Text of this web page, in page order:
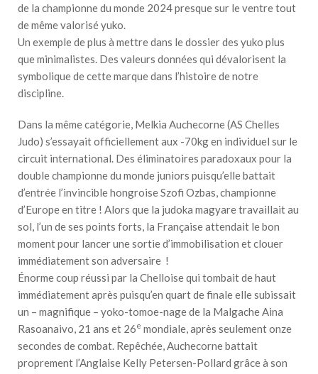
de la championne du monde 2024 presque sur le ventre tout
de même valorisé yuko.
Un exemple de plus à mettre dans le dossier des yuko plus
que minimalistes. Des valeurs données qui dévalorisent la
symbolique de cette marque dans l’histoire de notre
discipline.
Dans la même catégorie, Melkia Auchecorne (AS Chelles
Judo) s’essayait officiellement aux -70kg en individuel sur le
circuit international. Des éliminatoires paradoxaux pour la
double championne du monde juniors puisqu’elle battait
d’entrée l’invincible hongroise Szofi Ozbas, championne
d’Europe en titre ! Alors que la judoka magyare travaillait au
sol, l’un de ses points forts, la Française attendait le bon
moment pour lancer une sortie d’immobilisation et clouer
immédiatement son adversaire !
Énorme coup réussi par la Chelloise qui tombait de haut
immédiatement après puisqu’en quart de finale elle subissait
un – magnifique – yoko-tomoe-nage de la Malgache Aina
Rasoanaivo, 21 ans et 26e mondiale, après seulement onze
secondes de combat. Repêchée, Auchecorne battait
proprement l’Anglaise Kelly Petersen-Pollard grâce à son